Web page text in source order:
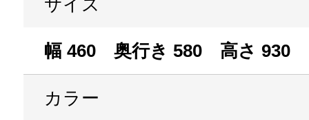
サイズ
幅 460 奥行き 580 高さ 930
カラー